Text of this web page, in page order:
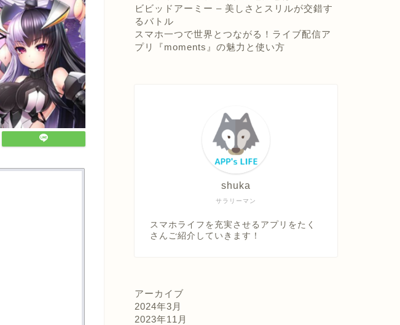
ビビッドアーミー – 美しさとスリルが交錯す
るバトル
スマホ一つで世界とつながる！ライブ配信ア
プリ『moments』の魅力と使い方
サラリーマン
shuka
スマホライフを充実させるアプリをたく
さんご紹介していきます！
アーカイブ
2024年3月
2023年11月